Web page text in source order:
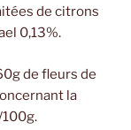
de citrons
0,13%.
de fleurs de
la